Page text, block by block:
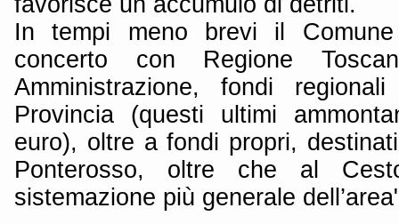
In tempi meno brevi il
concerto con Regione
Amministrazione, fondi
Provincia (questi ultimi
euro), oltre a fondi propri,
Ponterosso, oltre che al
sistemazione più generale